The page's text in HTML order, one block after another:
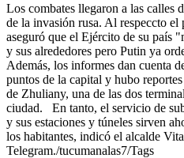
Los combates llegaron a las calles
de la invasión rusa. Al respeccto
aseguró que el Ejército de su país
y sus alrededores pero Putin ya
Además, los informes dan cuenta
puntos de la capital y hubo
de Zhuliany, una de las dos
ciudad. En tanto, el servicio de
y sus estaciones y túneles sirven
los habitantes, indicó el alcalde
Telegram./tucumanalas7/Tags